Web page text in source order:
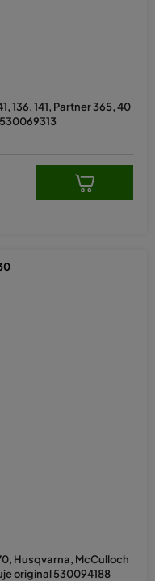
136, 141, Partner 365, 40
Husqvarna, McCulloch
original 530094188